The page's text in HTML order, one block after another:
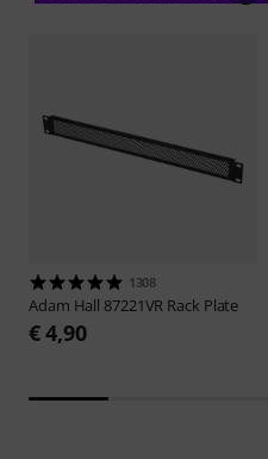
1308
Adam Hall 87221VR Rack Plate
€ 4,90